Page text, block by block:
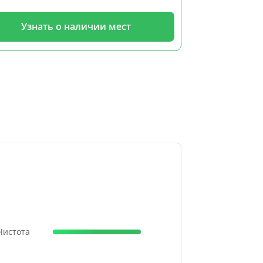
Узнать о наличии мест